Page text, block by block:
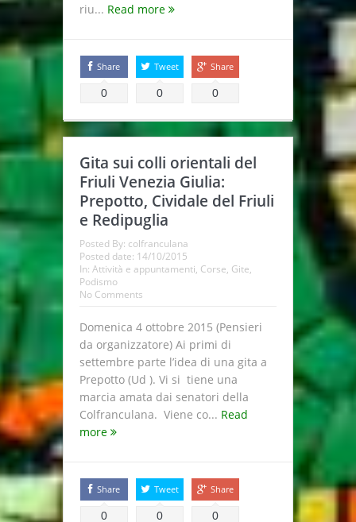
riu... Read more
Share
0
Tweet
0
Share
0
Gita sui colli orientali del
Friuli Venezia Giulia:
Prepotto, Cividale del Friuli
e Redipuglia
Posted By: colfranculana
Posted date: 14/10/2015
In: Attività e appuntamenti, Corse, Gite,
Podismo
No Comments
Domenica 4 ottobre 2015 (Pensieri
da organizzatore) Ai primi di
settembre parte l’idea di una gita a
Prepotto (Ud ). Vi si tiene una
marcia amata dai senatori della
Colfranculana. Viene co... Read
more
Share
0
Tweet
0
Share
0